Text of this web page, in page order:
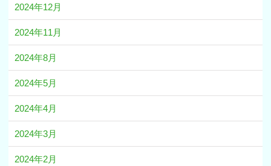
2024年12月
2024年11月
2024年8月
2024年5月
2024年4月
2024年3月
2024年2月